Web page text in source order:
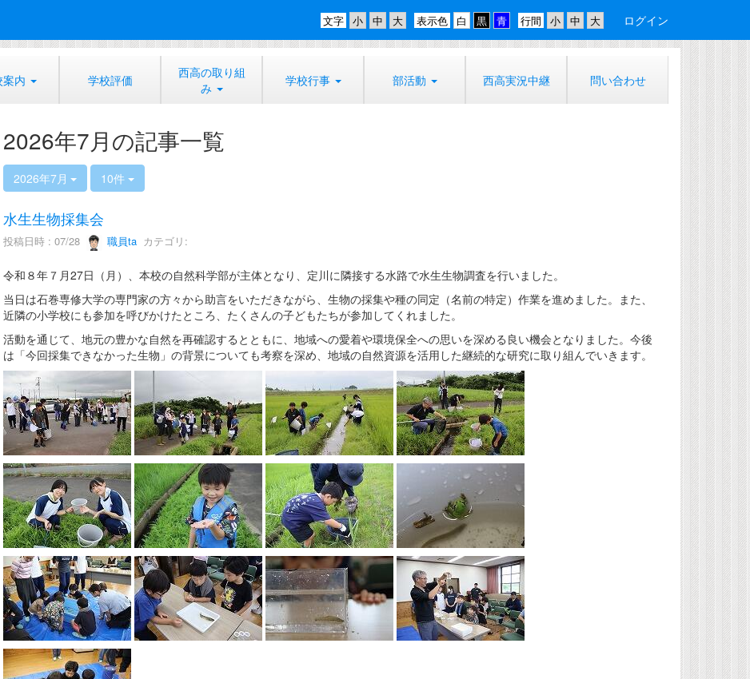
行間
表示色
文字 ログイン
内 学校評価
西高の取り組
み
学校行事 部活動 西高実況中継 問い合わせ
2026年7月の記事一覧
2026年7月 10件
水生生物採集会
投稿日時 : 07/28 職員taカテゴリ:
令和８年７月27日（月）、本校の自然科学部が主体となり、定川に隣接する水路で水生生物調査を行いました。
当日は石巻専修大学の専門家の方々から助言をいただきながら、生物の採集や種の同定（名前の特定）作業を進めました。また、
近隣の小学校にも参加を呼びかけたところ、たくさんの子どもたちが参加してくれました。
活動を通じて、地元の豊かな自然を再確認するとともに、地域への愛着や環境保全への思いを深める良い機会となりました。今後
は「今回採集できなかった生物」の背景についても考察を深め、地域の自然資源を活用した継続的な研究に取り組んでいきます。